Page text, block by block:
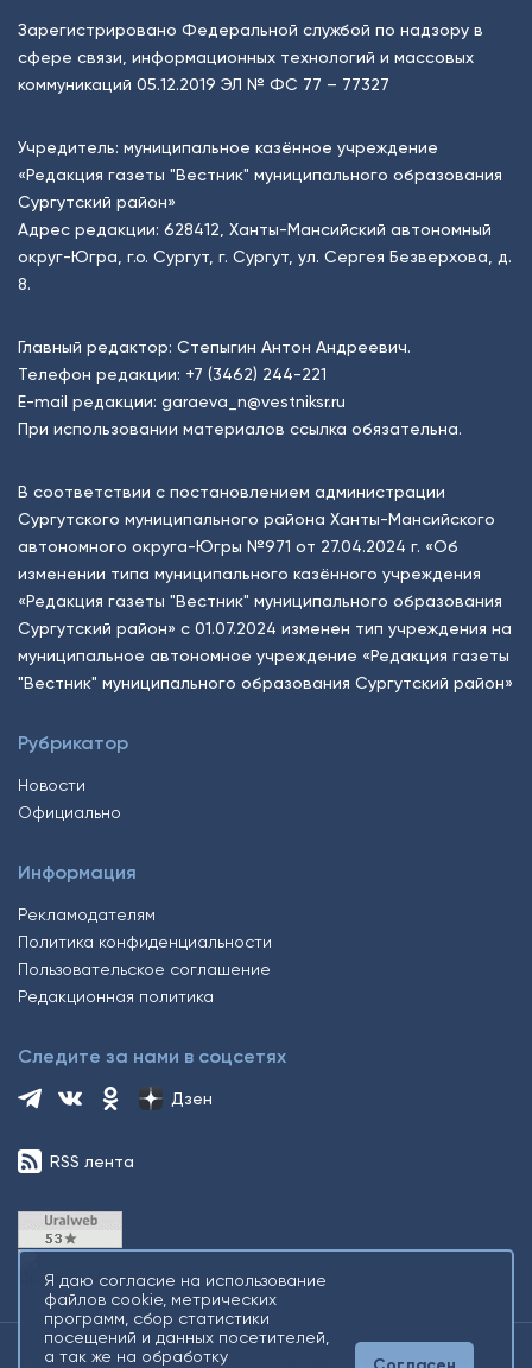
Зарегистрировано Федеральной службой по надзору в
сфере связи, информационных технологий и массовых
коммуникаций 05.12.2019 ЭЛ № ФС 77 – 77327
Учредитель: муниципальное казённое учреждение
«Редакция газеты "Вестник" муниципального образования
Сургутский район»
Адрес редакции: 628412, Ханты-Мансийский автономный
округ-Югра, г.о. Сургут, г. Сургут, ул. Сергея Безверхова, д.
8.
Главный редактор: Степыгин Антон Андреевич.
Телефон редакции: +7 (3462) 244-221
E-mail редакции: garaeva_n@vestniksr.ru
При использовании материалов ссылка обязательна.
В соответствии с постановлением администрации
Сургутского муниципального района Ханты-Мансийского
автономного округа-Югры №971 от 27.04.2024 г. «Об
изменении типа муниципального казённого учреждения
«Редакция газеты "Вестник" муниципального образования
Сургутский район» с 01.07.2024 изменен тип учреждения на
муниципальное автономное учреждение «Редакция газеты
"Вестник" муниципального образования Сургутский район»
Рубрикатор
Новости
Официально
Информация
Рекламодателям
Политика конфиденциальности
Пользовательское соглашение
Редакционная политика
Следите за нами в соцсетях
Дзен
RSS лента
Я даю согласие на использование
файлов cookie, метрических
программ, сбор статистики
посещений и данных посетителей,
а так же на обработку